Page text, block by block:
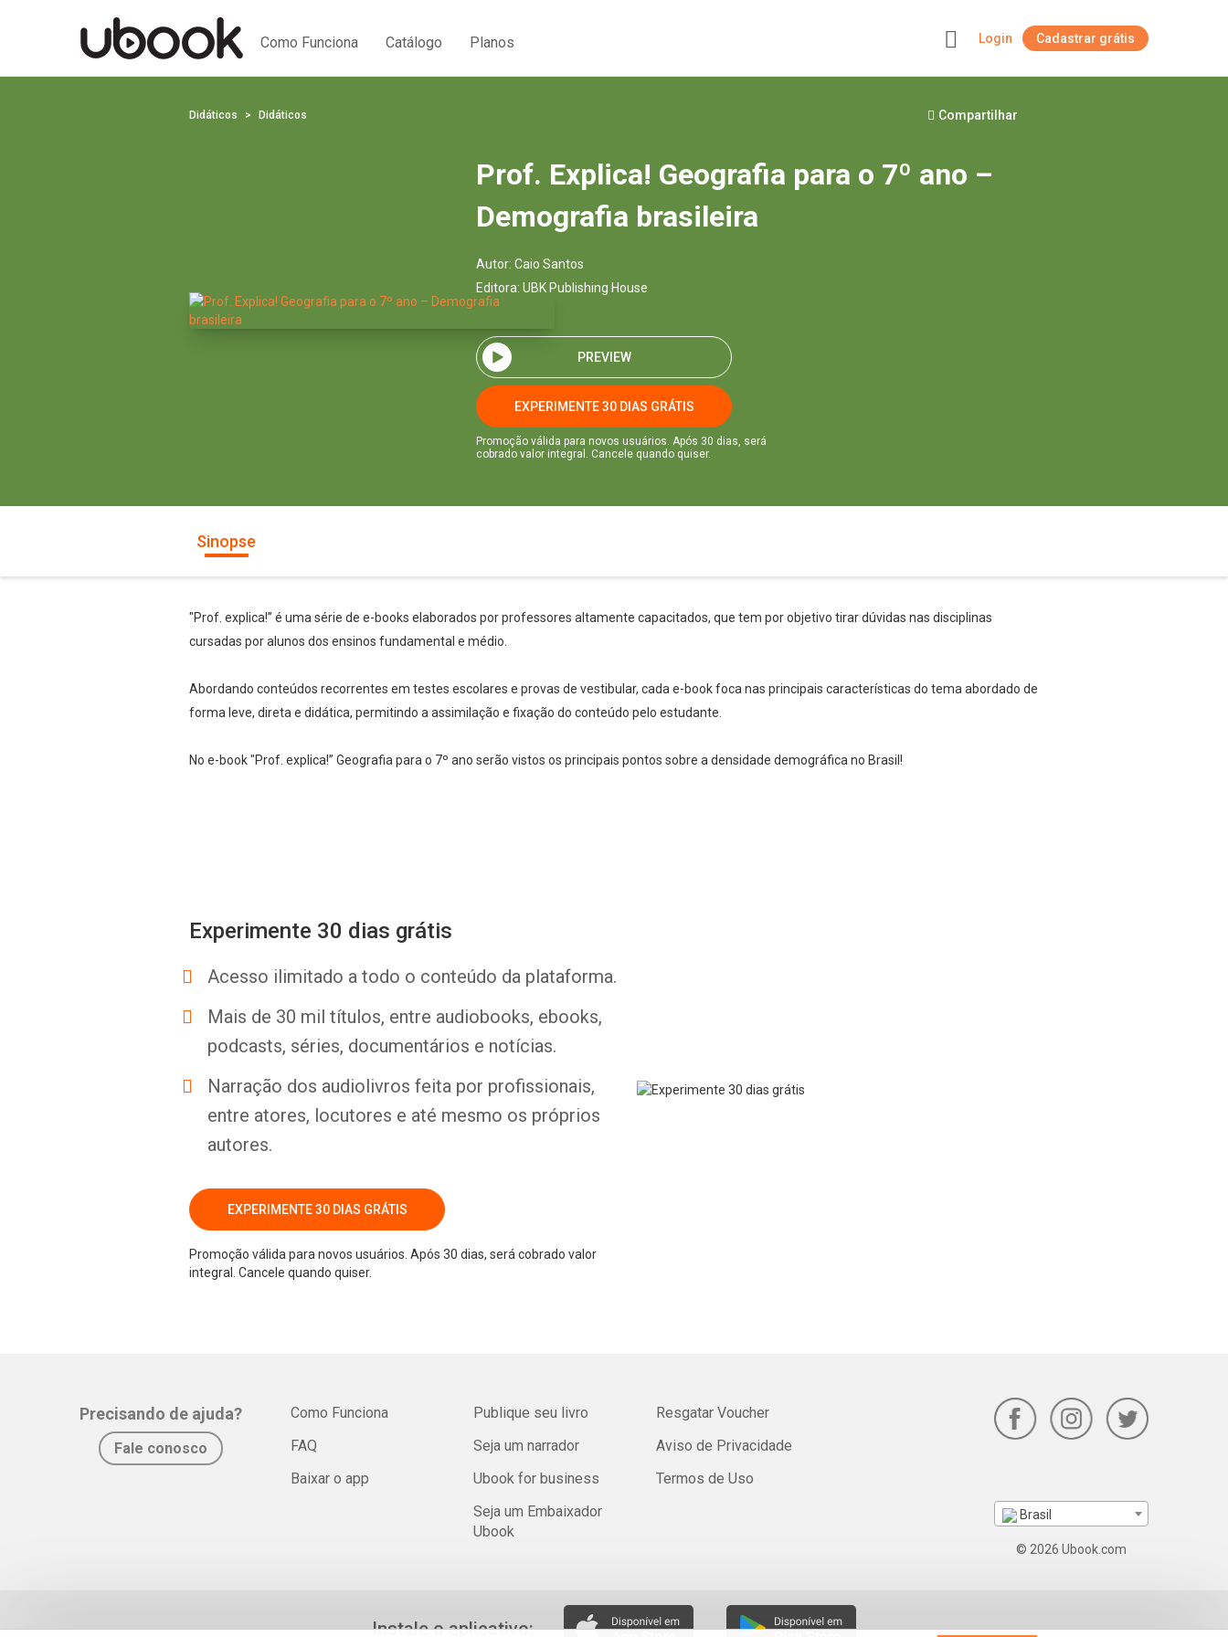
Como Funciona Catálogo Planos Login Cadastrar grátis
Didáticos Didáticos Compartilhar
Prof. Explica! Geografia para o 7º ano –
Demografia brasileira
Autor: Caio Santos
Editora: UBK Publishing House
PREVIEW
EXPERIMENTE 30 DIAS GRÁTIS
Promoção válida para novos usuários. Após 30 dias, será
cobrado valor integral. Cancele quando quiser.
Sinopse
"Prof. explica!” é uma série de e-books elaborados por professores altamente capacitados, que tem por objetivo tirar dúvidas nas disciplinas
cursadas por alunos dos ensinos fundamental e médio.
Abordando conteúdos recorrentes em testes escolares e provas de vestibular, cada e-book foca nas principais características do tema abordado de
forma leve, direta e didática, permitindo a assimilação e fixação do conteúdo pelo estudante.
No e-book "Prof. explica!” Geografia para o 7º ano serão vistos os principais pontos sobre a densidade demográfica no Brasil!
Experimente 30 dias grátis
Acesso ilimitado a todo o conteúdo da plataforma.
Mais de 30 mil títulos, entre audiobooks, ebooks,
podcasts, séries, documentários e notícias.
Narração dos audiolivros feita por profissionais,
entre atores, locutores e até mesmo os próprios
autores.
EXPERIMENTE 30 DIAS GRÁTIS
Promoção válida para novos usuários. Após 30 dias, será cobrado valor
integral. Cancele quando quiser.
Precisando de ajuda?
Fale conosco
Como Funciona
FAQ
Baixar o app
Publique seu livro
Seja um narrador
Ubook for business
Seja um Embaixador
Ubook
Resgatar Voucher
Aviso de Privacidade
Termos de Uso
Brasil
© 2026 Ubook.com
Instale o aplicativo: